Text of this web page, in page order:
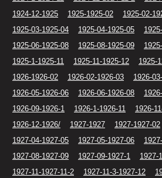
1924-12-1925
1925-1925-02
1925-02-
1925-03-1925-04
1925-04-1925-05
1925-06-1925-08
1925-08-1925-09
1925-1-1925-11
1925-11-1925-12
1925-
1926-1926-02
1926-02-1926-03
1926-
1926-05-1926-06
1926-06-1926-08
1926-09-1926-1
1926-1-1926-11
1926-
1926-12-1926/
1927-1927 1927-1927-02
1927-04-1927-05
1927-05-1927-06
1927-08-1927-09
1927-09-1927-1
1927-
1927-11-1927-11-2
1927-11-3-1927-12